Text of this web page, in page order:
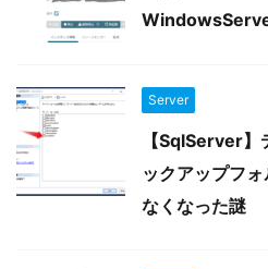
Server
【SqlServer
ックアップフ
なくなった謎